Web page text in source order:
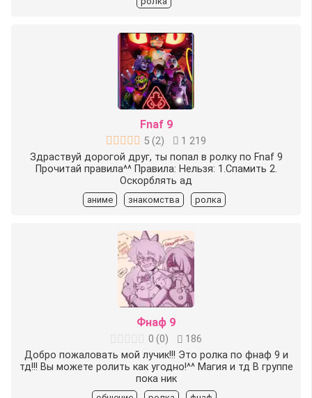
Fnaf 9
5 (2)
1 219
Здраствуй дорогой друг, ты попал в ролку по Fnaf 9
Прочитай правила^^ Правила: Нельзя: 1.Спамить 2.
Оскорблять ад
аниме знакомства ролка
Фнаф 9
0 (0)
186
Добро пожаловать мой лучик!!! Это ролка по фнаф 9 и
тд!!! Вы можете ролить как угодно!^^ Магия и тд В группе
пока ник